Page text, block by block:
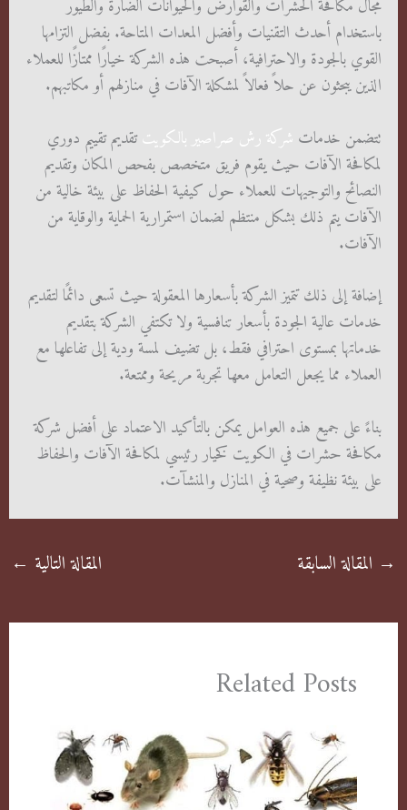
مجال مكافحة الحشرات والقوارض والحيوانات الضارة والطيور
باستخدام أحدث التقنيات وأفضل المعدات المتاحة. بفضل التزامها
القوي بالجودة والاحترافية، أصبحت هذه الشركة خيارًا ممتازًا للعملاء
الذين يبحثون عن حلاً فعالاً لمشكلة الآفات في منازلهم أو مكاتبهم.
تتضمن خدمات شركة رش صراصير بالكويتتقديم تقييم دوري
لمكافحة الآفات حيث يقوم فريق متخصص بفحص المكان وتقديم
النصائح والتوجيهات للعملاء حول كيفية الحفاظ على بيئة خالية من
الآفات يتم ذلك بشكل منتظم لضمان استمرارية الحماية والوقاية من
الآفات.
إضافة إلى ذلك تتميز الشركة بأسعارها المعقولة حيث تسعى دائمًا لتقديم
خدمات عالية الجودة بأسعار تنافسية ولا تكتفي الشركة بتقديم
خدماتها بمستوى احترافي فقط، بل تضيف لمسة ودية إلى تفاعلها مع
العملاء مما يجعل التعامل معها تجربة مريحة وممتعة.
بناءً على جميع هذه العوامل يمكن بالتأكيد الاعتماد على أفضل شركة
مكافحة حشرات في الكويت كخيار رئيسي لمكافحة الآفات والحفاظ
على بيئة نظيفة وصحية في المنازل والمنشآت.
→ المقالة السابقة المقالة التالية ←
Related Posts